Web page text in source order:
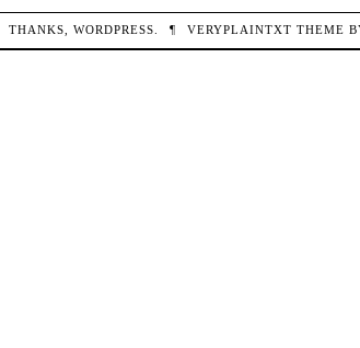
THANKS,WORDPRESS ¶ VERYPLAINTXT THEME